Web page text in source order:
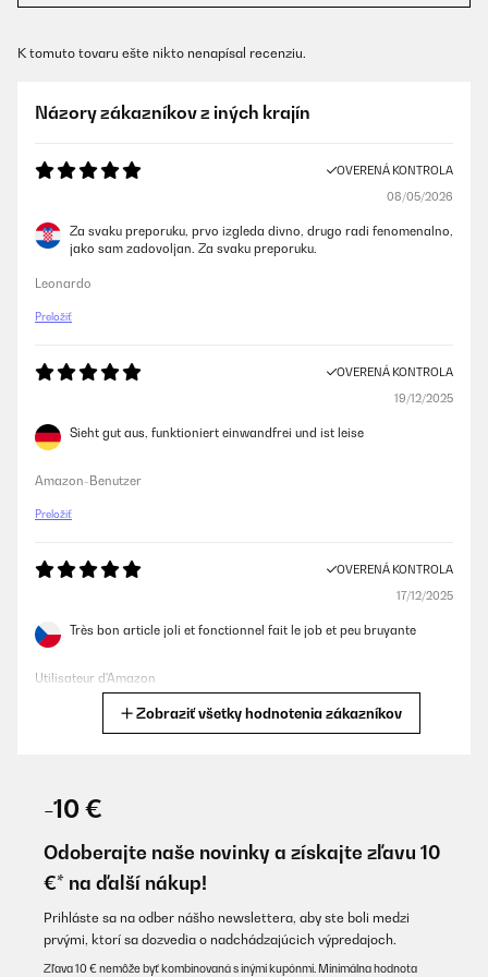
K tomuto tovaru ešte nikto nenapísal recenziu.
Názory zákazníkov z iných krajín
OVERENÁ KONTROLA
08/05/2026
Za svaku preporuku, prvo izgleda divno, drugo radi fenomenalno,
jako sam zadovoljan. Za svaku preporuku.
Leonardo
Preložiť
OVERENÁ KONTROLA
19/12/2025
Sieht gut aus, funktioniert einwandfrei und ist leise
Amazon-Benutzer
Preložiť
OVERENÁ KONTROLA
17/12/2025
Très bon article joli et fonctionnel fait le job et peu bruyante
Utilisateur d'Amazon
Utente Amazon
OVERENÁ KONTROLA
Zobraziť všetky hodnotenia zákazníkov
-10 €
Odoberajte naše novinky a získajte zľavu 10
€* na ďalší nákup!
Prihláste sa na odber nášho newslettera, aby ste boli medzi
prvými, ktorí sa dozvedia o nadchádzajúcich výpredajoch.
Zľava 10 € nemôže byť kombinovaná s inými kupónmi. Minimálna hodnota